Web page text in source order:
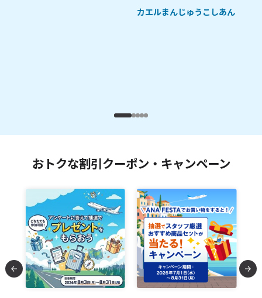
カエルまんじゅうこしあん
おトクな割引クーポン・キャンペーン